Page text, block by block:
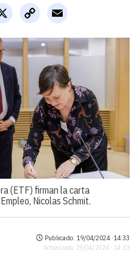
X
Copy
Link
Email
(ETF) firman la carta
Nicolas Schmit.
Publicado: 19/04/2024 ·14:33
Actualizado: 19/04/2024 · 14:33